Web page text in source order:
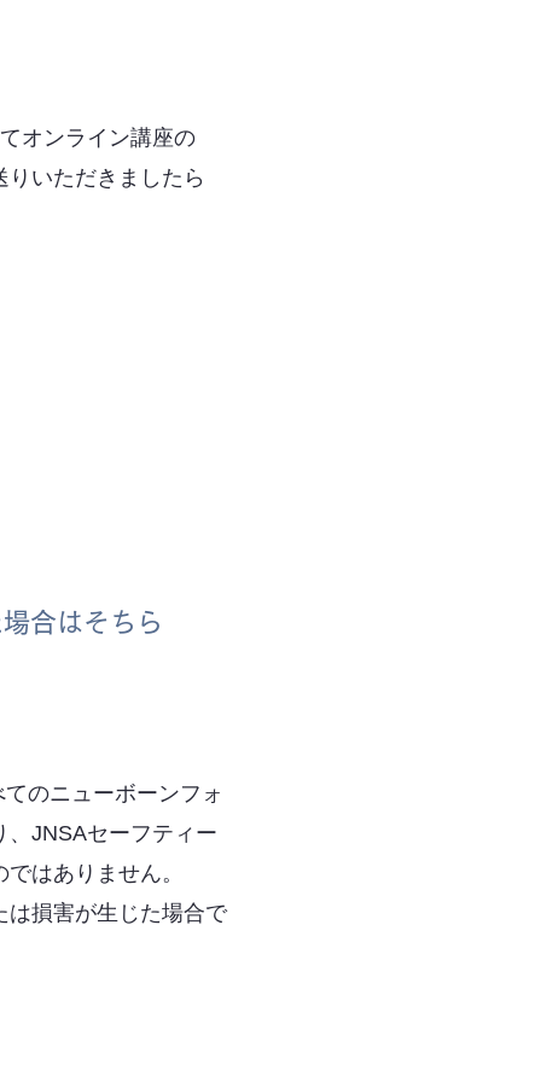
オンライン講座の
いただきましたら
合はそちら
のニューボーンフォ
、JNSAセーフティー
はありません。
は損害が生じた場合で